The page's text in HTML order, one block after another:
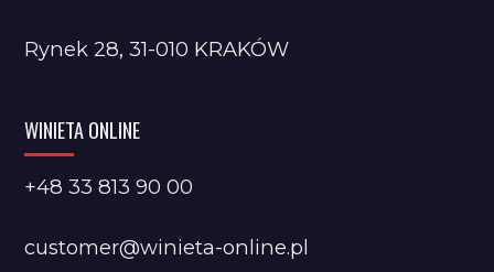
Rynek 28, 31-010 KRAKÓW
WINIETA ONLINE
+48 33 813 90 00
customer@winieta-online.pl